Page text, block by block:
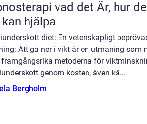
det Är, hur det går till och när
hjälpa
diet: En vetenskapligt
Att gå ner i vikt är en utmaning som
metoderna för
genom kosten, även kä...
Bergholm